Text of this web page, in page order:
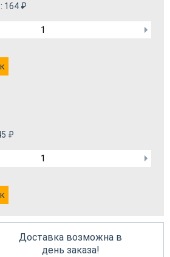
164 ₽
₽
Доставка возможна в
день заказа!